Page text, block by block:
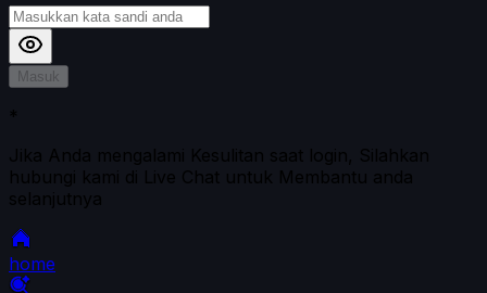
Masuk
*
Jika Anda mengalami Kesulitan saat login, Silahkan
hubungi kami di Live Chat untuk Membantu anda
selanjutnya
home